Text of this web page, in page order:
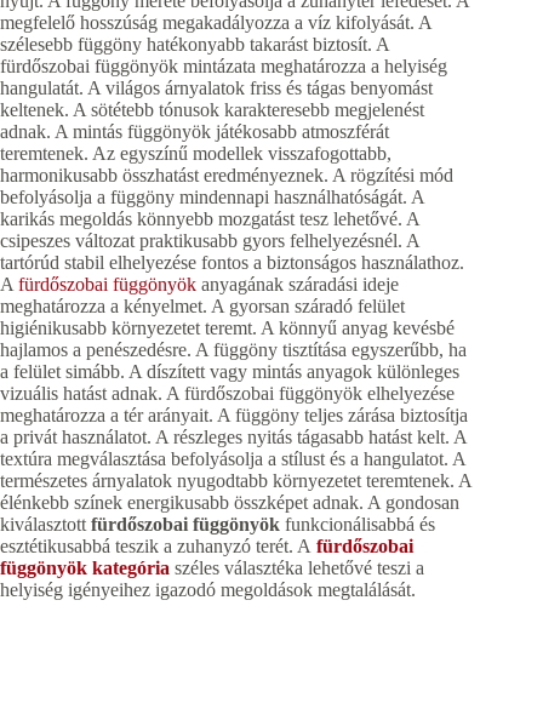
megfelelő hosszúság megakadályozza a víz kifolyását. A
szélesebb függöny hatékonyabb takarást biztosít. A
fürdőszobai függönyök mintázata meghatározza a helyiség
hangulatát. A világos árnyalatok friss és tágas benyomást
keltenek. A sötétebb tónusok karakteresebb megjelenést
adnak. A mintás függönyök játékosabb atmoszférát
teremtenek. Az egyszínű modellek visszafogottabb,
harmonikusabb összhatást eredményeznek. A rögzítési mód
befolyásolja a függöny mindennapi használhatóságát. A
karikás megoldás könnyebb mozgatást tesz lehetővé. A
csipeszes változat praktikusabb gyors felhelyezésnél. A
tartórúd stabil elhelyezése fontos a biztonságos használathoz.
A fürdőszobai függönyök anyagának száradási ideje
meghatározza a kényelmet. A gyorsan száradó felület
higiénikusabb környezetet teremt. A könnyű anyag kevésbé
hajlamos a penészedésre. A függöny tisztítása egyszerűbb, ha
a felület simább. A díszített vagy mintás anyagok különleges
vizuális hatást adnak. A fürdőszobai függönyök elhelyezése
meghatározza a tér arányait. A függöny teljes zárása biztosítja
a privát használatot. A részleges nyitás tágasabb hatást kelt. A
textúra megválasztása befolyásolja a stílust és a hangulatot. A
természetes árnyalatok nyugodtabb környezetet teremtenek. A
élénkebb színek energikusabb összképet adnak. A gondosan
kiválasztott fürdőszobai függönyök funkcionálisabbá és
esztétikusabbá teszik a zuhanyzó terét. A fürdőszobai
függönyök kategória széles választéka lehetővé teszi a
helyiség igényeihez igazodó megoldások megtalálását.